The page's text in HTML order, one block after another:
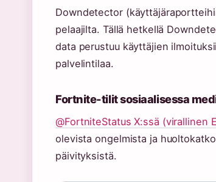
Downdetector
pelaajilta. Tällä hetkellä
data perustuu käyttäjien
palvelintilaa.
Fortnite-tilit sosiaalisessa
@FortniteStatus X:ssä (virallinen
olevista ongelmista ja
päivityksistä.